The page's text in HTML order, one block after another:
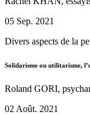
05 Sep. 2021
Divers aspects de la
Solidarisme ou utilitarisme,
Roland GORI,
02 Août. 2021